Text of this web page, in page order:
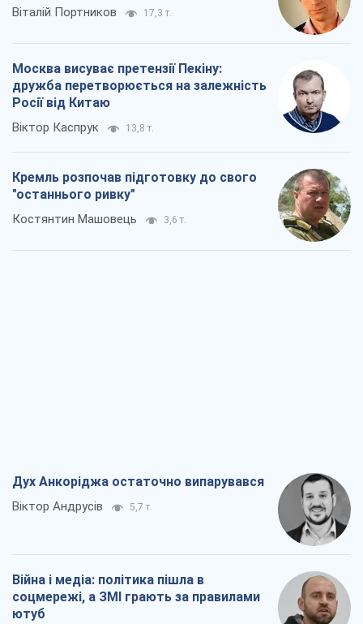
Віталій Портников 17,3 т.
Москва висуває претензії Пекіну:
дружба перетворюється на залежність
Росії від Китаю
Віктор Каспрук 13,8 т.
Кремль розпочав підготовку до свого
"останнього ривку"
Костянтин Машовець 3,6 т.
Дух Анкоріджа остаточно випарувався
Віктор Андрусів 5,7 т.
Війна і медіа: політика пішла в
соцмережі, а ЗМІ грають за правилами
ютуб